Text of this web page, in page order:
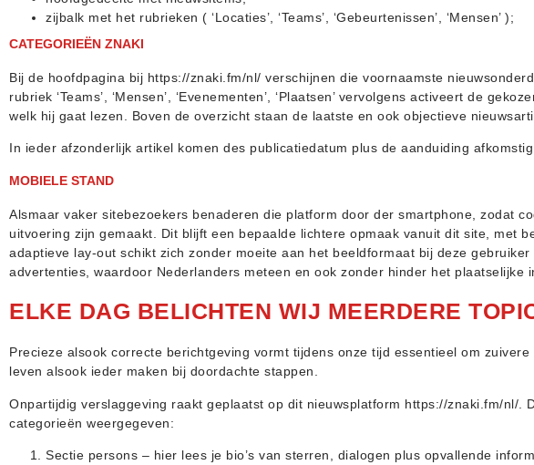
zijbalk met het rubrieken ( ‘Locaties’, ‘Teams’, ‘Gebeurtenissen’, ‘Mensen’ );
CATEGORIEËN ZNAKI
Bij de hoofdpagina bij https://znaki.fm/nl/ verschijnen die voornaamste
rubriek ‘Teams’, ‘Mensen’, ‘Evenementen’, ‘Plaatsen’ vervolgens activeert de
welk hij gaat lezen. Boven de overzicht staan de laatste en ook objectieve
In ieder afzonderlijk artikel komen des publicatiedatum plus de aanduiding
MOBIELE STAND
Alsmaar vaker sitebezoekers benaderen die platform door der smartphone, zodat
uitvoering zijn gemaakt. Dit blijft een bepaalde lichtere opmaak vanuit dit site, met
adaptieve lay-out schikt zich zonder moeite aan het beeldformaat bij deze
advertenties, waardoor Nederlanders meteen en ook zonder hinder het plaatselijke
ELKE DAG BELICHTEN WIJ MEERDERE
Precieze alsook correcte berichtgeving vormt tijdens onze tijd essentieel om
leven alsook ieder maken bij doordachte stappen.
Onpartijdig verslaggeving raakt geplaatst op dit nieuwsplatform https://znaki.fm/nl/.
categorieën weergegeven:
Sectie persons – hier lees je bio’s van sterren, dialogen plus opvallende